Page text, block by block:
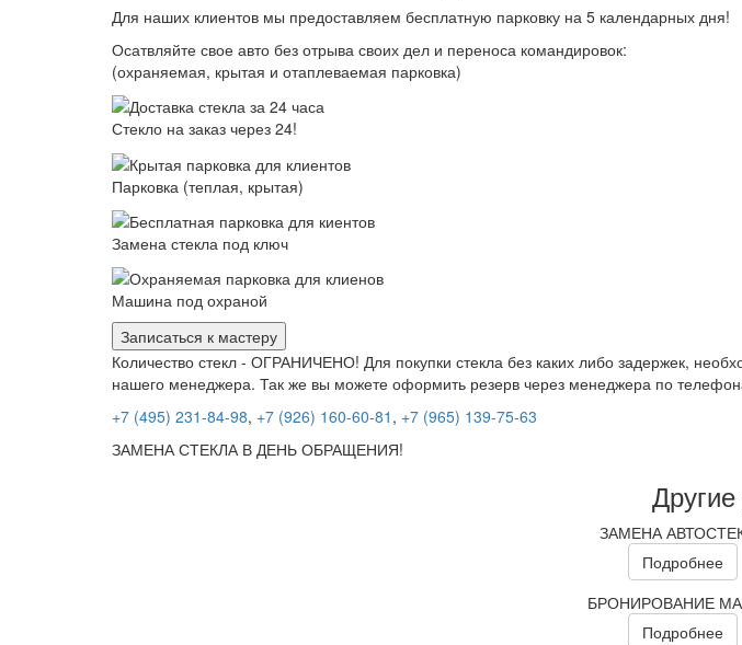
Для наших клиентов мы предоставляем бесплатную парковку на 5 календарных дня!
Осатвляйте свое авто без отрыва своих дел и переноса командировок:
(охраняемая, крытая и отаплеваемая парковка)
Стекло на заказ через 24!
Парковка (теплая, крытая)
Замена стекла под ключ
Машина под охраной
Записаться к мастеру
Количество стекл - ОГРАНИЧЕНО! Для покупки стекла без каких либо задержек,
нашего менеджера. Так же вы можете оформить резерв через менеджера по
+7 (495) 231-84-98, +7 (926) 160-60-81 , +7 (965) 139-75-63
ЗАМЕНА СТЕКЛА В ДЕНЬ ОБРАЩЕНИЯ!
Другие
ЗАМЕНА
Подробнее
БРОНИРОВАНИЕ
Подробнее